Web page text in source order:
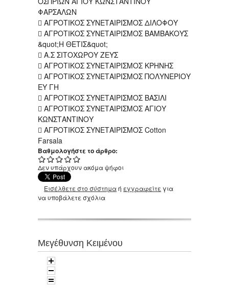
ΦΑΡΣΑΛΩΝ
 ΑΓΡΟΤΙΚΟΣ ΣΥΝΕΤΑΙΡΙΣΜΟΣ ΔΙΛΟΦΟΥ
 ΑΓΡΟΤΙΚΟΣ ΣΥΝΕΤΑΙΡΙΣΜΟΣ ΒΑΜΒΑΚΟΥΣ
&quot;Η ΘΕΤΙΣ&quot;
 Α.Σ ΣΙΤΟΧΩΡΟΥ ΖΕΥΣ
 ΑΓΡΟΤΙΚΟΣ ΣΥΝΕΤΑΙΡΙΣΜΟΣ ΚΡΗΝΗΣ
 ΑΓΡΟΤΙΚΟΣ ΣΥΝΕΤΑΙΡΙΣΜΟΣ ΠΟΛΥΝΕΡΙΟΥ
ΕΥ ΓΗ
 ΑΓΡΟΤΙΚΟΣ ΣΥΝΕΤΑΙΡΙΣΜΟΣ ΒΑΣΙΛΙ
 ΑΓΡΟΤΙΚΟΣ ΣΥΝΕΤΑΙΡΙΣΜΟΣ ΑΓΙΟΥ
ΚΩΝΣΤΑΝΤΙΝΟΥ
 ΑΓΡΟΤΙΚΟΣ ΣΥΝΕΤΑΙΡΙΣΜΟΣ Cotton
Farsala
Βαθμολογήστε το άρθρο:
Δεν υπάρχουν ακόμα ψήφοι
Εισέλθετε στο σύστημαή εγγραφείτε για
να υποβάλετε σχόλια
Μεγέθυνση Κειμένου